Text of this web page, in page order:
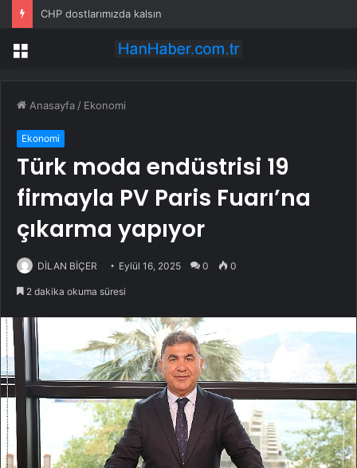
CHP dostlarımızda kalsın
Menü
Anasayfa / Ekonomi
Ekonomi
Türk moda endüstrisi 19
firmayla PV Paris Fuarı’na
çıkarma yapıyor
DİLAN BİÇER Eylül 16, 2025 0 0
2 dakika okuma süresi